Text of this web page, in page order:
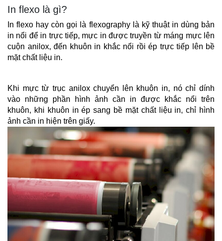
In flexo là gì?
In flexo hay còn gọi là flexography là kỹ thuật in dùng bản
in nổi để in trực tiếp, mực in được truyền từ máng mực lên
cuộn anilox, đến khuôn in khắc nổi rồi ép trực tiếp lên bề
mặt chất liệu in.
Khi mực từ trục anilox chuyển lên khuôn in, nó chỉ dính
vào những phần hình ảnh cần in được khắc nổi trên
khuôn, khi khuôn in ép sang bề mặt chất liệu in, chỉ hình
ảnh cần in hiện trên giấy.